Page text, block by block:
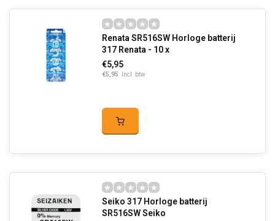
Renata SR516SW Horloge batterij
317 Renata - 10 x
€5,95
€5,95 Incl. btw
Seiko 317 Horloge batterij
SR516SW Seiko